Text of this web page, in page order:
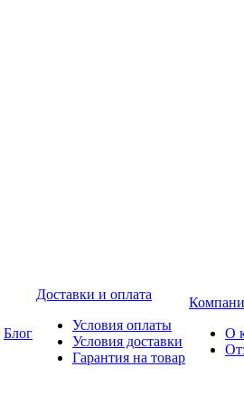
Блог
Доставки и оплата
Условия оплаты
Условия доставки
Гарантия на товар
О